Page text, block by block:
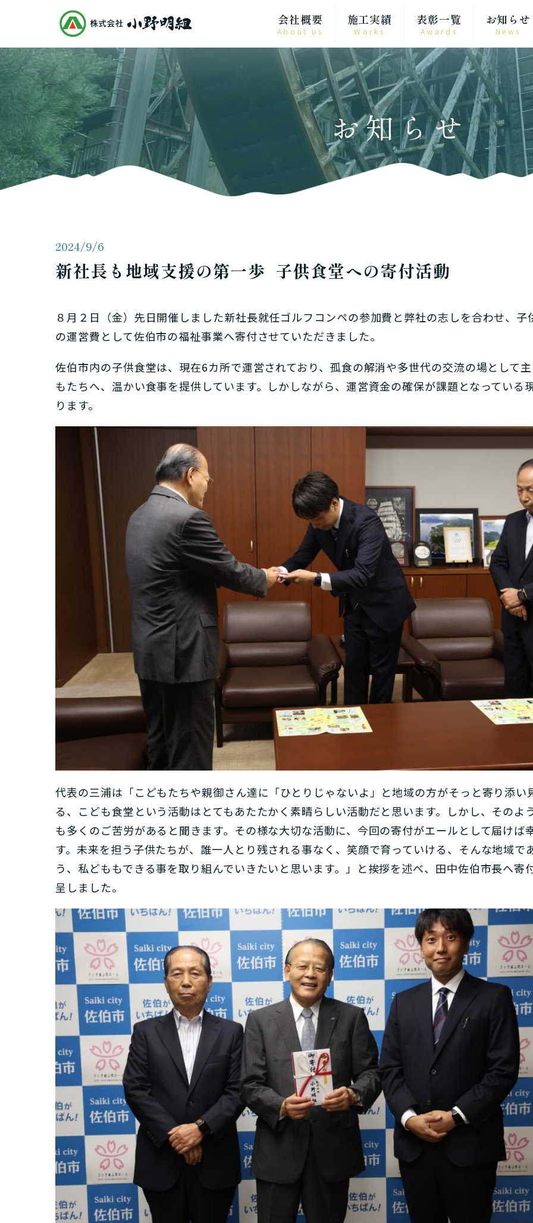
会社概要
About us
施工実績
Works
表彰一覧
Awards
お知らせ
News
お知らせ
2024/9/6
新社長も地域支援の第一歩 子供食堂への寄付活動
８月２日（金）先日開催しました新社長就任ゴルフコンペの参加費と弊社の志しを合わせ、子
の運営費として佐伯市の福祉事業へ寄付させていただきました。
佐伯市内の子供食堂は、現在6カ所で運営されており、孤食の解消や多世代の交流の場として
もたちへ、温かい食事を提供しています。しかしながら、運営資金の確保が課題となっている
ります。
代表の三浦は「こどもたちや親御さん達に「ひとりじゃないよ」と地域の方がそっと寄り添い
る、こども食堂という活動はとてもあたたかく素晴らしい活動だと思います。しかし、そのよ
も多くのご苦労があると聞きます。その様な大切な活動に、今回の寄付がエールとして届けば
す。未来を担う子供たちが、誰一人とり残される事なく、笑顔で育っていける、そんな地域で
う、私どももできる事を取り組んでいきたいと思います。」と挨拶を述べ、田中佐伯市長へ寄
呈しました。